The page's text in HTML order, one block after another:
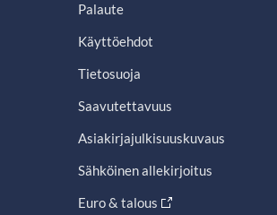
Palaute
Käyttöehdot
Tietosuoja
Saavutettavuus
Asiakirjajulkisuuskuvaus
Sähköinen allekirjoitus
Euro & talous